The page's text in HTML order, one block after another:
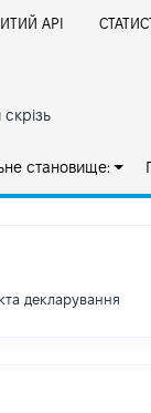
АРІ
становище:
декларування